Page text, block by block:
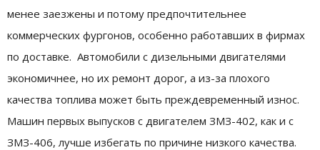
менее заезжены и потому предпочтительнее
коммерческих фургонов, особенно работавших в фирмах
по доставке. Автомобили с дизельными двигателями
экономичнее, но их ремонт дорог, а из-за плохого
качества топлива может быть преждевременный износ.
Машин первых выпусков с двигателем ЗМЗ-402, как и с
ЗМЗ-406, лучше избегать по причине низкого качества.